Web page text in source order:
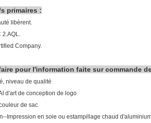
primaires :
libèrent.
2.AQL.
Company.
pour l'information faite sur commande
niveau de qualité
d'art de conception de logo
de sac
Impression en soie ou estampillage chaud